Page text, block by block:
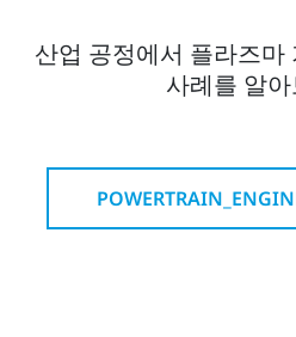
산업 공정에서 플라즈마
사례를 알